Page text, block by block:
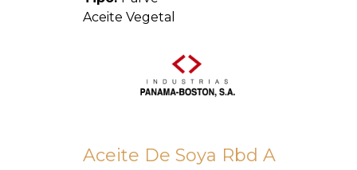
Aceite Vegetal
Aceite De Soya Rbd A